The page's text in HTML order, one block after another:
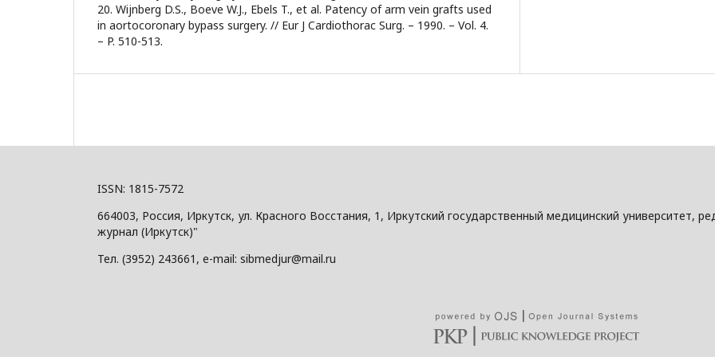
20. Wijnberg D.S., Boeve W.J., Ebels T., et al. Patency of arm vein grafts used
in aortocoronary bypass surgery. // Eur J Cardiothorac Surg. – 1990. – Vol. 4.
– P. 510-513.
ISSN: 1815-7572
664003, Россия, Иркутск, ул. Красного Восстания, 1, Иркутский государственный медицинский университет,
журнал (Иркутск)"
Тел. (3952) 243661, e-mail: sibmedjur@mail.ru